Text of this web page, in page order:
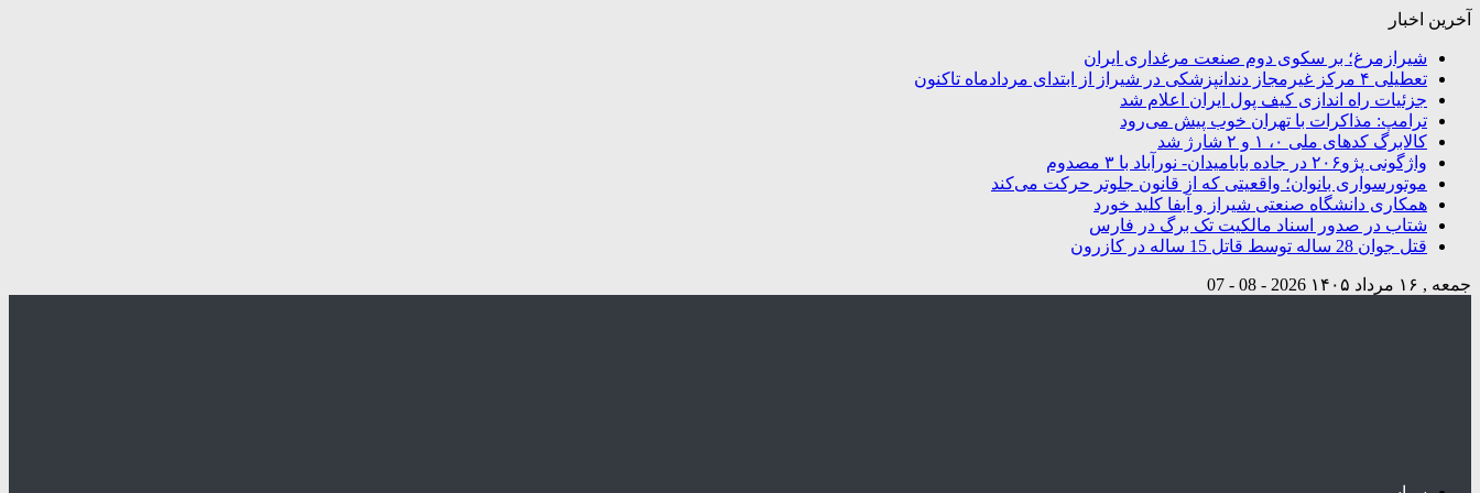
آخرین اخبار
شیرازمرغ؛ بر سکوی دوم صنعت مرغداری ایران
تعطیلی ۴ مرکز غیرمجاز دندانپزشکی در شیراز از ابتدای مردادماه تاکنون
جزئیات راه اندازی کیف پول ایران اعلام شد
ترامپ: مذاکرات با تهران خوب پیش می‌رود
کالابرگ کدهای ملی ۰، ۱ و ۲ شارژ شد
واژگونی پژو۲۰۶ در جاده بابامیدان- نورآباد با ۳ مصدوم
موتورسواری بانوان؛ واقعیتی که از قانون جلوتر حرکت می‌کند
همکاری دانشگاه صنعتی شیراز و آبفا کلید خورد
شتاب در صدور اسناد مالکیت تک برگ در فارس
قتل جوان 28 ساله توسط قاتل 15 ساله در کازرون
جمعه , ۱۶ مرداد ۱۴۰۵ 2026 - 08 - 07